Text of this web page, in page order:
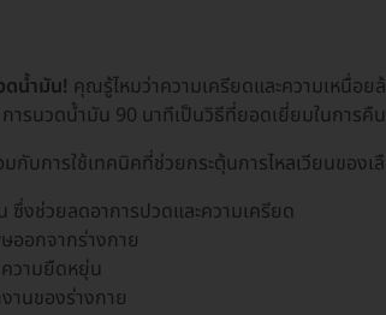
ดน้ำมัน! คุณรู้ไหมว่าความเครียดและความเหนื่อ
รนวดน้ำมัน 90 นาทีเป็นวิธีที่ยอดเยี่ยมในการคื
กับการใช้เทคนิคที่ช่วยกระตุ้นการไหลเวียนของ
ซึ่งช่วยลดอาการปวดและความเครียด
ออกจากร่างกาย
วามยืดหยุ่น
านของร่างกาย